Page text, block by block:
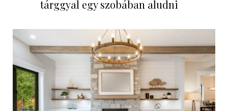
tárggyal egy szobában aludni